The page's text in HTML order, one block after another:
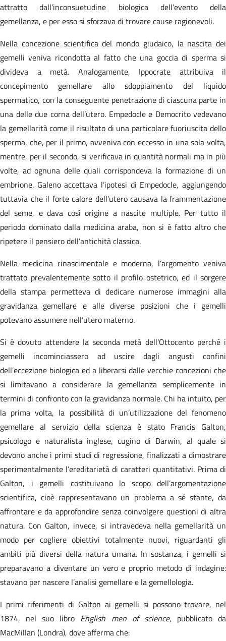
attratto dall’inconsuetudine biologica dell’evento della
gemellanza, e per esso si sforzava di trovare cause ragionevoli.
Nella concezione scientifica del mondo giudaico, la nascita dei
gemelli veniva ricondotta al fatto che una goccia di sperma si
divideva a metà. Analogamente, Ippocrate attribuiva il
concepimento gemellare allo sdoppiamento del liquido
spermatico, con la conseguente penetrazione di ciascuna parte in
una delle due corna dell’utero. Empedocle e Democrito vedevano
la gemellarità come il risultato di una particolare fuoriuscita dello
sperma, che, per il primo, avveniva con eccesso in una sola volta,
mentre, per il secondo, si verificava in quantità normali ma in più
volte, ad ognuna delle quali corrispondeva la formazione di un
embrione. Galeno accettava l’ipotesi di Empedocle, aggiungendo
tuttavia che il forte calore dell’utero causava la frammentazione
del seme, e dava così origine a nascite multiple. Per tutto il
periodo dominato dalla medicina araba, non si è fatto altro che
ripetere il pensiero dell’antichità classica.
Nella medicina rinascimentale e moderna, l’argomento veniva
trattato prevalentemente sotto il profilo ostetrico, ed il sorgere
della stampa permetteva di dedicare numerose immagini alla
gravidanza gemellare e alle diverse posizioni che i gemelli
potevano assumere nell’utero materno.
Si è dovuto attendere la seconda metà dell’Ottocento perché i
gemelli incominciassero ad uscire dagli angusti confini
dell’eccezione biologica ed a liberarsi dalle vecchie concezioni che
si limitavano a considerare la gemellanza semplicemente in
termini di confronto con la gravidanza normale. Chi ha intuito, per
la prima volta, la possibilità di un’utilizzazione del fenomeno
gemellare al servizio della scienza è stato Francis Galton,
psicologo e naturalista inglese, cugino di Darwin, al quale si
devono anche i primi studi di regressione, finalizzati a dimostrare
sperimentalmente l’ereditarietà di caratteri quantitativi. Prima di
Galton, i gemelli costituivano lo scopo dell’argomentazione
scientifica, cioè rappresentavano un problema a sé stante, da
affrontare e da approfondire senza coinvolgere questioni di altra
natura. Con Galton, invece, si intravedeva nella gemellarità un
modo per cogliere obiettivi totalmente nuovi, riguardanti gli
ambiti più diversi della natura umana. In sostanza, i gemelli si
preparavano a diventare un vero e proprio metodo di indagine:
stavano per nascere l’analisi gemellare e la gemellologia.
I primi riferimenti di Galton ai gemelli si possono trovare, nel
1874, nel suo libro English men of science, pubblicato da
MacMillan (Londra), dove afferma che: